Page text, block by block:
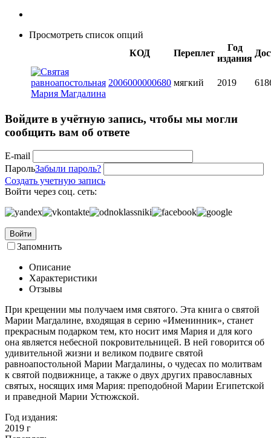
Просмотреть список опций
КОД
Переплет
Год
издания
2006000000680 мягкий 2019
Войдите в учётную запись, чтобы мы могли
сообщить вам об ответе
E-mail
ПарольЗабыли пароль?
Создать учетную запись
Войти через соц. сеть:
Войти
Запомнить
Описание
Характеристики
Отзывы
При крещении мы получаем имя святого. Эта книга о святой
Марии Магдалине, входящая в серию «Именинник», станет
прекрасным подарком тем, кто носит имя Мария и для кого
она является небесной покровительницей. В ней говорится об
удивительной жизни и великом подвиге святой
равноапостольной Марии Магдалины, о чудесах по молитвам
к святой подвижнице, а также о двух других православных
святых, носящих имя Мария: преподобной Марии Египетской
и праведной Марии Устюжской.
Год издания:
2019 г